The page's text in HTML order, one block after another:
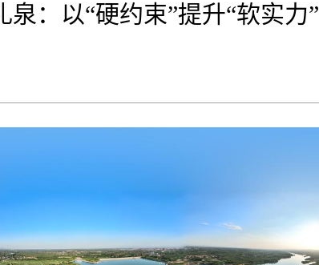
泉：以“硬约束”提升“软实力”